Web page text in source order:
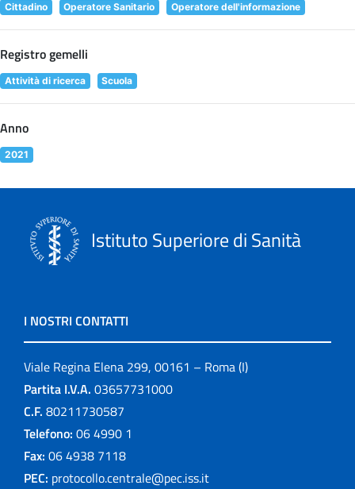
Cittadino Operatore Sanitario Operatore dell'informazione
Registro gemelli
Attività di ricerca Scuola
Anno
2021
Istituto Superiore di Sanità
I NOSTRI CONTATTI
Viale Regina Elena 299, 00161 – Roma (I)
Partita I.V.A. 03657731000
C.F. 80211730587
Telefono: 06 4990 1
Fax: 06 4938 7118
PEC: protocollo.centrale@pec.iss.it